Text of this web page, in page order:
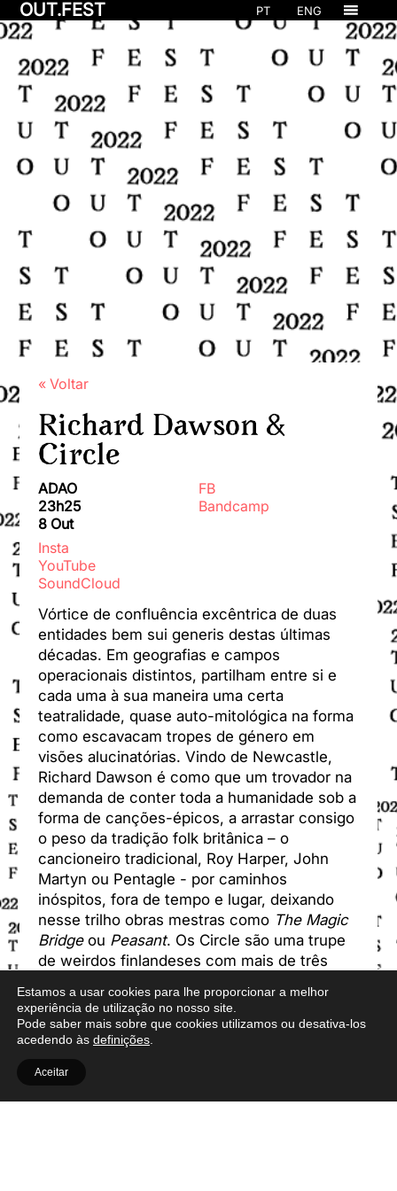
OUT.FEST PT ENG
« Voltar
Richard Dawson &
Circle
ADAO
23h25
8 Out
FB
Bandcamp
Insta
YouTube
SoundCloud
Vórtice de confluência excêntrica de duas
entidades bem sui generis destas últimas
décadas. Em geografias e campos
operacionais distintos, partilham entre si e
cada uma à sua maneira uma certa
teatralidade, quase auto-mitológica na forma
como escavacam tropes de género em
visões alucinatórias. Vindo de Newcastle,
Richard Dawson é como que um trovador na
demanda de conter toda a humanidade sob a
forma de canções-épicos, a arrastar consigo
o peso da tradição folk britânica – o
cancioneiro tradicional, Roy Harper, John
Martyn ou Pentagle - por caminhos
inóspitos, fora de tempo e lugar, deixando
nesse trilho obras mestras como The Magic
Bridgeou Peasant. Os Circle são uma trupe
de weirdos finlandeses com mais de três
imensa que segue o chamamento cósmico
do krautrock até confins onde este se enlaça
com o heavy metal, o rock progressivo,
Finnish Heavy Metal”. Desconstruindo tanto
Estamos a usar cookies para lhe proporcionar a melhor
experiência de utilização no nosso site.
Pode saber mais sobre que cookies utilizamos ou desativa-los
acedendo às definições
Aceitar